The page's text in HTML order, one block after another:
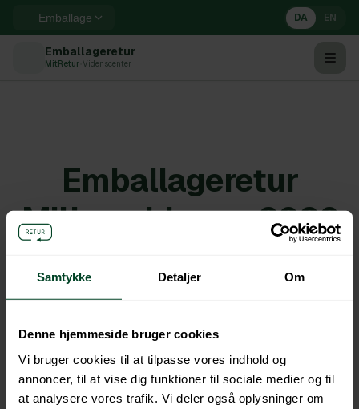
Samtykke Detaljer Om
Denne hjemmeside bruger cookies
Vi bruger cookies til at tilpasse vores indhold og
annoncer, til at vise dig funktioner til sociale medier og til
at analysere vores trafik. Vi deler også oplysninger om
Emballage DA EN
Emballageretur
MitRetur Videnscenter
Emballageretur
Miljøemblemer 2026
DK